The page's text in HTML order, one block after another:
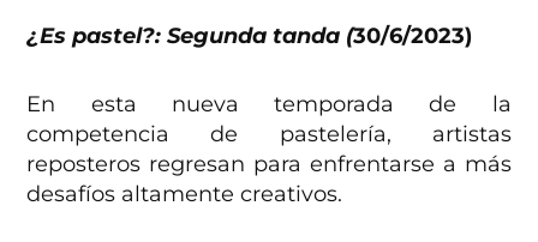
¿Es pastel?: Segunda tanda (30/6/2023)
En esta nueva temporada de la
competencia de pastelería, artistas
reposteros regresan para enfrentarse a más
desafíos altamente creativos.